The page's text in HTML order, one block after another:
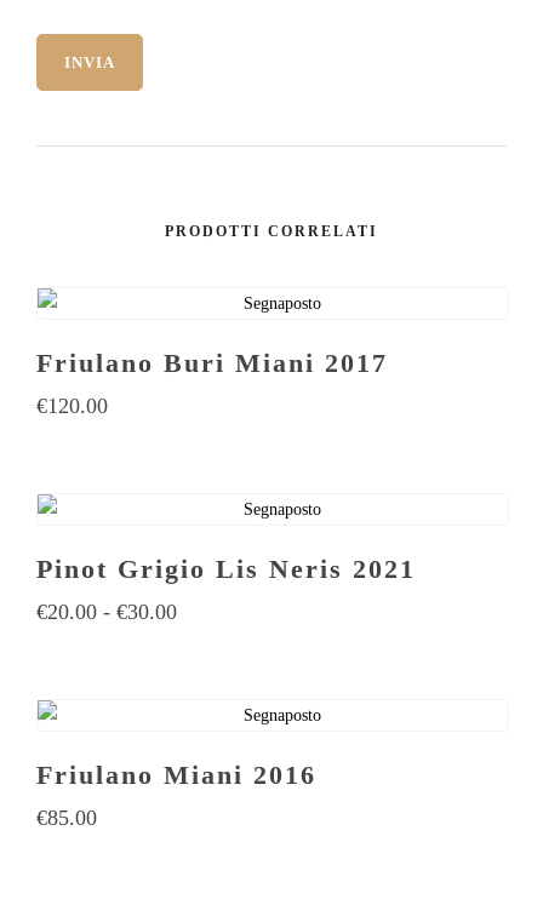
PRODOTTI CORRELATI
Friulano Buri Miani 2017
€120.00
Pinot Grigio Lis Neris 2021
€20.00 - €30.00
Friulano Miani 2016
€85.00